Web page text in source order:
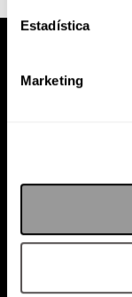
Estadística
Marketing
PODCAST